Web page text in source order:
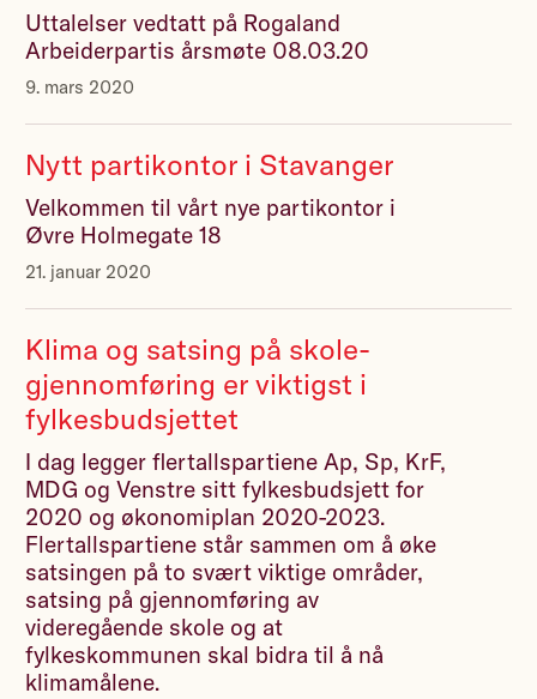
9. mars 2020
Uttalelser vedtatt på Rogaland
Arbeiderpartis årsmøte 08.03.20
Nytt partikontor i Stavanger
21. januar 2020
Velkommen til vårt nye partikontor i
Øvre Holmegate 18
Klima og satsing på skole-
gjennomføring er viktigst i
fylkesbudsjettet
I dag legger flertallspartiene Ap, Sp, KrF,
MDG og Venstre sitt fylkesbudsjett for
2020 og økonomiplan 2020-2023.
Flertallspartiene står sammen om å øke
satsingen på to svært viktige områder,
satsing på gjennomføring av
videregående skole og at
fylkeskommunen skal bidra til å nå
klimamålene.